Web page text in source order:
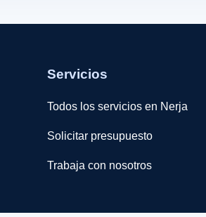
Servicios
Todos los servicios en Nerja
Solicitar presupuesto
Trabaja con nosotros